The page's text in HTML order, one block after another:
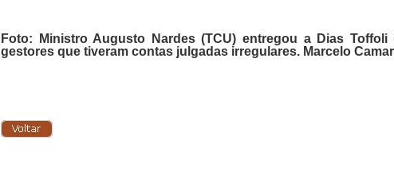
Foto: Ministro Augusto Nardes (TCU) entregou a Dias
gestores que tiveram contas julgadas irregulares. Marcelo